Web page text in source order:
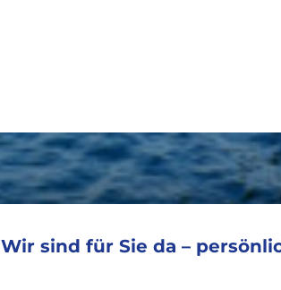
Wir sind für Sie da –